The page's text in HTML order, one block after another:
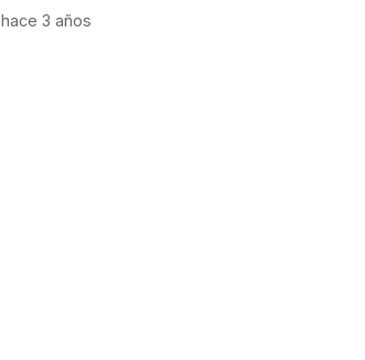
hace 3 años